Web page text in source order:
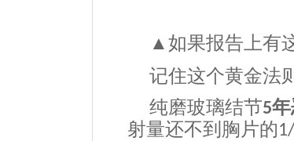
▲ 如果报告上有
记住这个黄金法
纯磨玻璃结节5
射量还不到胸片的